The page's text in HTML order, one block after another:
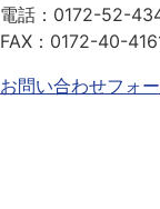
電話：0172-52-
FAX：0172-40-
お問い合わせフォ